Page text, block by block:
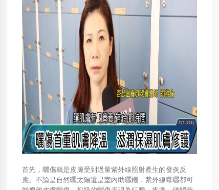
首先，曬傷就是皮膚受到過量紫外線照射產生的發炎反
應。不論是自然曬太陽還是室內助曬機，紫外線曝曬都可